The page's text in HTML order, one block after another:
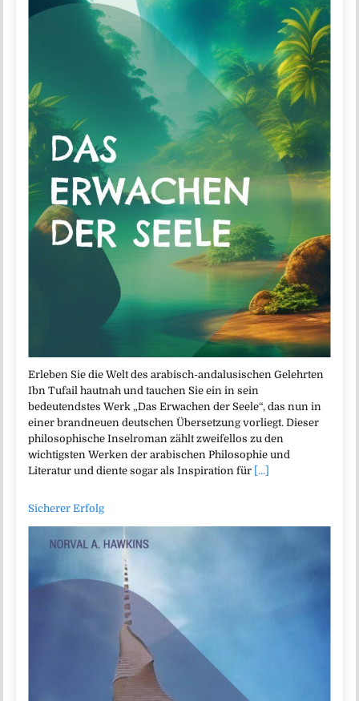
Erleben Sie die Welt des arabisch-andalusischen Gelehrten
Ibn Tufail hautnah und tauchen Sie ein in sein
bedeutendstes Werk „Das Erwachen der Seele“, das nun in
einer brandneuen deutschen Übersetzung vorliegt. Dieser
philosophische Inselroman zählt zweifellos zu den
wichtigsten Werken der arabischen Philosophie und
Literatur und diente sogar als Inspiration für [...]
Sicherer Erfolg